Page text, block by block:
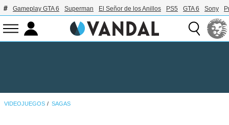
Gameplay GTA 6 Superman El Señor de los Anillos PS5 GTA 6 Sony
VIDEOJUEGOS SAGAS